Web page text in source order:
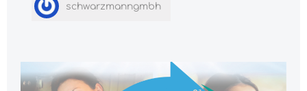
schwarzmanngmbh